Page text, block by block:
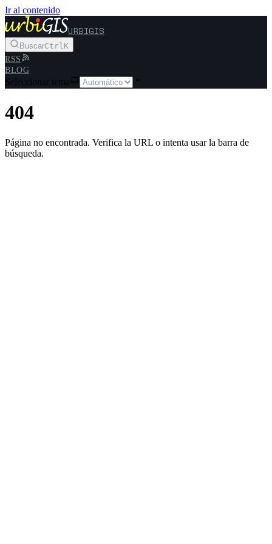
Ir al contenido
URBIGIS
BuscarCtrlK
RSS
BLOG
Seleccionar tema
404
Página no encontrada. Verifica la URL o intenta usar la barra de
búsqueda.